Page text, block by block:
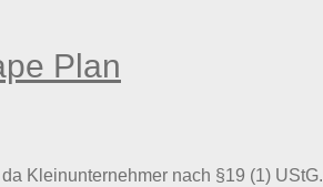
Plan
Kleinunternehmer nach §19 (1) UStG.